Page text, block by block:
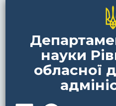
науки
обласної